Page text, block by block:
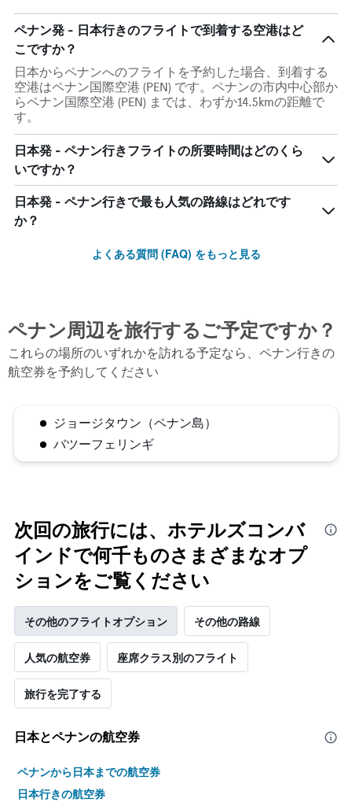
ペナン発 - 日本行きのフライトで到着する空港はど
こですか？
日本からペナンへのフライトを予約した場合、到着する
空港はペナン国際空港 (PEN) です。ペナンの市内中心部か
らペナン国際空港 (PEN) までは、わずか14.5kmの距離で
す。
日本発 - ペナン行きフライトの所要時間はどのくら
いですか？
日本発 - ペナン行きで最も人気の路線はどれです
か？
よくある質問 (FAQ) をもっと見る
ペナン​周辺を旅行するご予定ですか？
これらの場所のいずれかを訪れる予定なら、ペナン行きの
航空券を予約してください
ジョージタウン（ペナン島）
バツーフェリンギ
次回の旅行には、ホテルズコンバ
インドで何千ものさまざまなオプ
ションをご覧ください
その他のフライトオプション その他の路線
人気の航空券 座席クラス別のフライト
旅行を完了する
日本​とペナンの航空券
ペナンから日本までの航空券
日本行きの航空券